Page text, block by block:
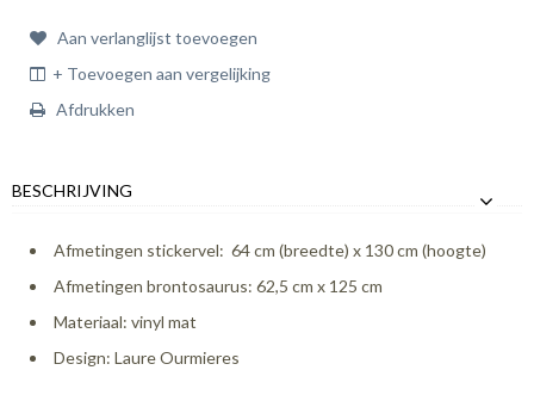
Aan verlanglijst toevoegen
+ Toevoegen aan vergelijking
Afdrukken
BESCHRIJVING
Afmetingen stickervel: 64 cm (breedte) x 130 cm (hoogte)
Afmetingen brontosaurus: 62,5 cm x 125 cm
Materiaal: vinyl mat
Design: Laure Ourmieres